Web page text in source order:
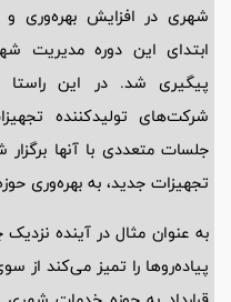
شهری در افزایش بهره‌وری
ابتدای این دوره مدیریت
پیگیری شد. در این
شرکت‌های تولیدکننده
جلسات متعددی با آنها
تجهیزات جدید، به بهره‌وری
به عنوان مثال در آینده
پیاده‌روها را تمیز می‌کند